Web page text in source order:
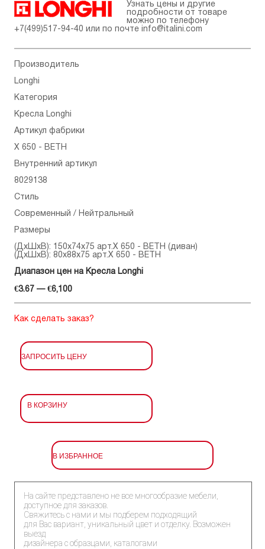
Узнать цены и другие
подробности от товаре
можно по телефону
+7(499)517-94-40 или по почте info@italini.com
Производитель
Longhi
Категория
Кресла Longhi
Артикул фабрики
X 650 - BETH
Внутренний артикул
8029138
Стиль
Современный / Нейтральный
Размеры
(ДхШхВ): 150x74x75 арт.X 650 - BETH (диван)
(ДхШхВ): 80x88x75 арт.X 650 - BETH
Диапазон цен на Кресла Longhi
€3.67 — €6,100
Как сделать заказ?
ЗАПРОСИТЬ ЦЕНУ
В КОРЗИНУ
В ИЗБРАННОЕ
На сайте представлено не все многообразие мебели,
доступное для заказов.
Свяжитесь с нами и мы подберем подходящий
для Вас вариант, уникальный цвет и отделку. Возможен
выезд
дизайнера с образцами, каталогами